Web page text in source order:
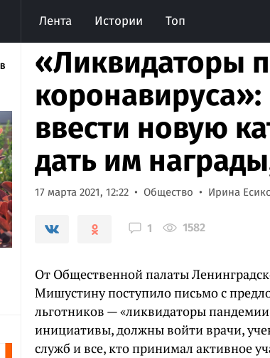
Лента Истории Топ
«Ликвидаторы
коронавируса»:
ввести новую
дать им
17 марта 2021, 12:22 Общество Ирина
1 1582
От Общественной палаты
Мишустину поступило письмо с
льготников — «ликвидаторы
инициативы, должны войти врачи,
служб и все, кто принимал активное